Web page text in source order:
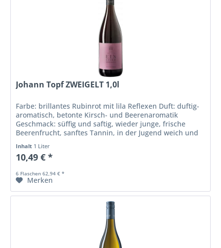
Johann Topf ZWEIGELT 1,0l
Farbe: brillantes Rubinrot mit lila Reflexen Duft: duftig-
aromatisch, betonte Kirsch- und Beerenaromatik
Geschmack: süffig und saftig, wieder junge, frische
Beerenfrucht, sanftes Tannin, in der Jugend weich und
trinkreif mit viel...
Inhalt 1 Liter
10,49 € *
6 Flaschen 62,94 € *
Merken